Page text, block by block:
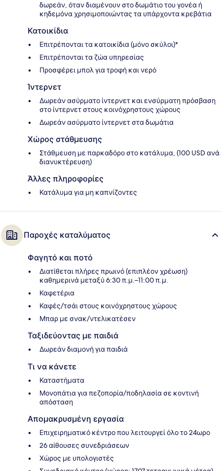
δωρεάν, όταν διαμένουν στο δωμάτιο του γονέα ή
κηδεμόνα χρησιμοποιώντας τα υπάρχοντα κρεβάτια
Κατοικίδια
Επιτρέπονται τα κατοικίδια (μόνο σκύλοι)*
Επιτρέπονται τα ζώα υπηρεσίας
Προσφέρει μπολ για τροφή και νερό
Ίντερνετ
Δωρεάν ασύρματο ίντερνετ και ενσύρματη πρόσβαση
στο ίντερνετ στους κοινόχρηστους χώρους
Δωρεάν ασύρματο ίντερνετ στα δωμάτια
Χώρος στάθμευσης
Στάθμευση με παρκαδόρο στο κατάλυμα, (100 USD ανά
διανυκτέρευση)
Άλλες πληροφορίες
Κατάλυμα για μη καπνίζοντες
Παροχές καταλύματος
Φαγητό και ποτό
Διατίθεται πλήρες πρωινό (επιπλέον χρέωση)
καθημερινά μεταξύ 6:30 π.μ.–11:00 π.μ.
Καφετέρια
Καφές/τσάι στους κοινόχρηστους χώρους
Μπαρ με σνακ/ντελικατέσεν
Ταξιδεύοντας με παιδιά
Δωρεάν διαμονή για παιδιά
Τι να κάνετε
Καταστήματα
Μονοπάτια για πεζοπορία/ποδηλασία σε κοντινή
απόσταση
Απομακρυσμένη εργασία
Επιχειρηματικό κέντρο που λειτουργεί όλο το 24ωρο
26 αίθουσες συνεδριάσεων
Χώρος με υπολογιστές